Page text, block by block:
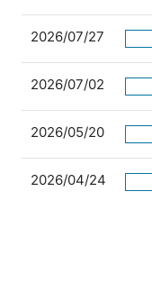
2026/07/27
2026/07/02
2026/05/20
2026/04/24